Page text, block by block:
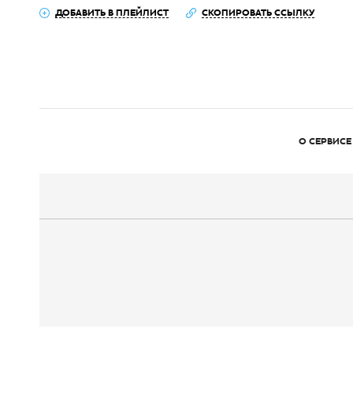
ДОБАВИТЬ В ПЛЕЙЛИСТ СКОПИРОВАТЬ ССЫЛКУ
О СЕРВИСЕ